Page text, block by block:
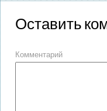
Оставить
Комментарий